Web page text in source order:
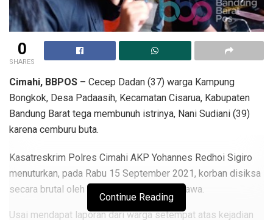
0
SHARES
Cimahi, BBPOS – Cecep Dadan (37) warga Kampung
Bongkok, Desa Padaasih, Kecamatan Cisarua, Kabupaten
Bandung Barat tega membunuh istrinya, Nani Sudiani (39)
karena cemburu buta.
Kasatreskrim Polres Cimahi AKP Yohannes Redhoi Sigiro
menuturkan, pada Rabu 15 September 2021, korban disiksa
secara brutal oleh cecep hingga tak bernyawa.
Usai mendapat laporan dari warga setempat atas kejadian
Continue Reading